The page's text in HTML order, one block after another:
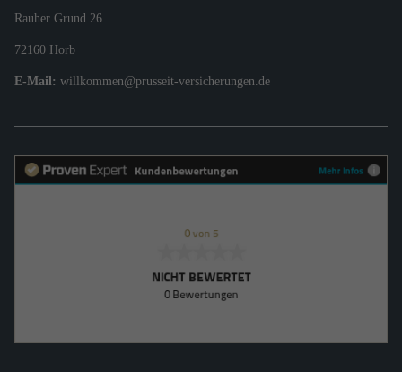
Rauher Grund 26
72160 Horb
E-Mail: willkommen@prusseit-versicherungen.de